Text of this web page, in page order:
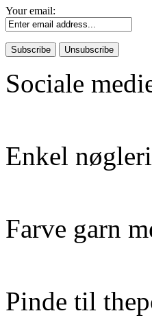
Your email:
Sociale
Enkel
Farve garn
Pinde til